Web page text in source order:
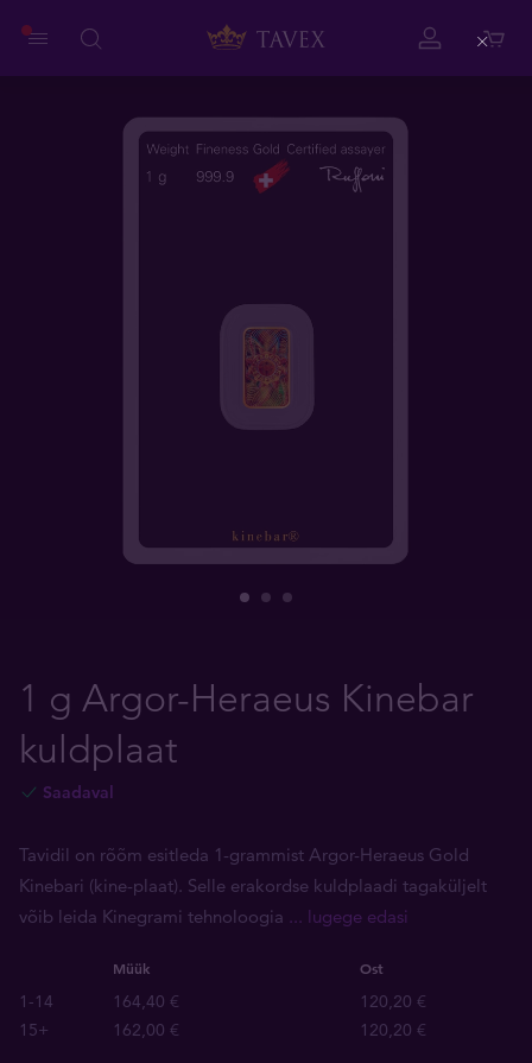
1 g Argor-Heraeus Kinebar
kuldplaat
Saadaval
Tavidil on rõõm esitleda 1-grammist Argor-Heraeus Gold
Kinebari (kine-plaat). Selle erakordse kuldplaadi tagaküljelt
võib leida Kinegrami tehnoloogia ... lugege edasi
Müük Ost
1-14 164,40 €
120,20 €
15+
162,00 € 120,20 €
Close